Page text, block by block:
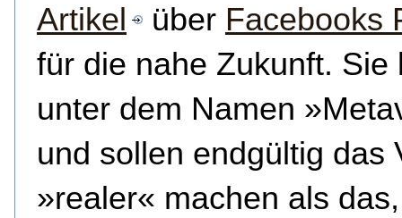
Artikel
über Facebooks
für die nahe Zukunft. Sie
unter dem Namen
und sollen endgültig das
»realer« machen als